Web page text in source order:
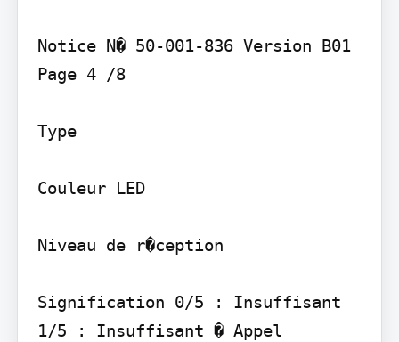
Notice N� 50-001-836 Version B01
Page 4 /8
Type
Couleur LED
Niveau de r�ception
Signification 0/5 : Insuffisant
1/5 : Insuffisant � Appel